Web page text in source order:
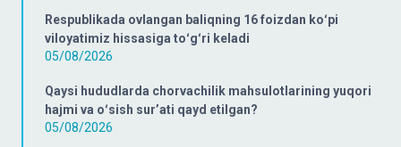
Respublikada ovlangan baliqning 16 foizdan koʻpi
viloyatimiz hissasiga toʻgʻri keladi
05/08/2026
Qaysi hududlarda chorvachilik mahsulotlarining yuqori
hajmi va oʻsish surʼati qayd etilgan?
05/08/2026